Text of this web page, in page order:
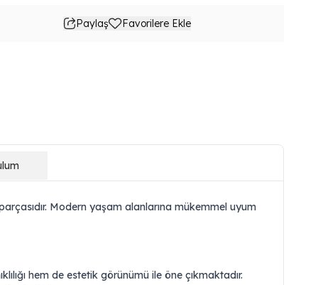
Paylaş Favorilere Ekle
Modern yaşam alanlarına mükemmel uyum
hem de estetik görünümü ile öne çıkmaktadır.